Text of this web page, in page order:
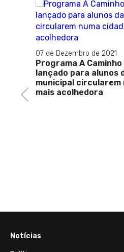
Previous
07 de Dezembro de 2021
Programa A
lançado para alunos
municipal circularem
mais acolhedora
Notícias